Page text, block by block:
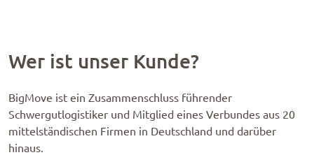
Wer ist unser Kunde?
BigMove ist ein Zusammenschluss führender
Schwergutlogistiker und Mitglied eines Verbundes aus 20
mittelständischen Firmen in Deutschland und darüber
hinaus.